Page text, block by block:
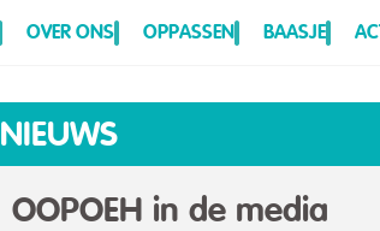
OVER ONS OPPASSEN BAASJE
NIEUWS
OOPOEH in de media